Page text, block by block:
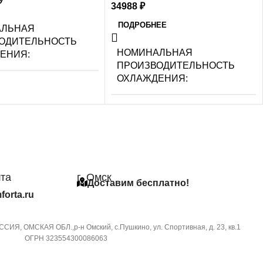
C МОБИЛЬНОГО
при подключении
34988 ₽
ПОДРОБНЕЕ
НОМИНАЛЬНАЯ
ПРОИЗВОДИТЕЛЬНОСТЬ
ОХЛАЖДЕНИЯ
СЕТЕВОЙ КАБЕЛЬ
ПРИЛОЖЕНИЯ ПО WI-FI
г. Омск
Доставим бесплатно!
ОМСКАЯ ОБЛ.,р-н Омский, с.Пушкино, ул. Спортивная, д. 23, кв.1
ОГРН 323554300086063